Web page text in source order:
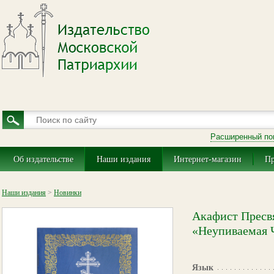
Расширенный
Об издательстве Наши издания Интернет-магазин
Наши издания > Новинки
Акафист
«Неупиваемая
Язык